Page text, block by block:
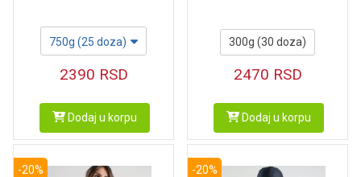
750g (25 doza)
2390 RSD
Dodaj u korpu
300g (30 doza)
2470 RSD
Dodaj u korpu
-20% -20%